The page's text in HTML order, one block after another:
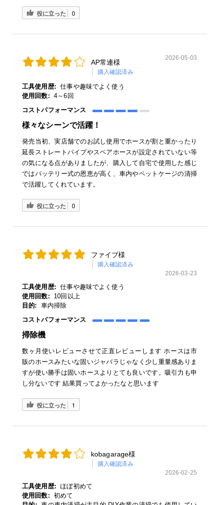
役に立った 0
AP常連様
購入確認済み
2026-05-03
工具使用歴: 仕事や趣味でよく使う
使用回数: 4～6回
コストパフォーマンス
様々なシーンで活躍！
発売当初、実店舗でのお試し使用でホースが割と重かったり
延長ストレートパイプやスペアホースが設定されていない等
の気になる点がありましたが、購入して自宅で使用した感じ
ではバッテリー式の恩恵が高く、車内やペットケージの清掃
で活躍してくれています。
役に立った 0
ファイブ様
購入確認済み
2026-03-23
工具使用歴: 仕事や趣味でよく使う
使用回数:
10回以上
目的:
車内掃除
コストパフォーマンス
掃除機
数ヶ月使いレビューさせて正直レビューします ホースは市
販のホースみたいな固いジャバラじゃなく少し重量感ありま
すが使い勝手は固いホースよりとても良いです。吸引力も申
し分ないです 結果買ってよかったなと思います
役に立った 1
kobagarage様
購入確認済み
2026-02-25
工具使用歴: ほぼ初めて
使用回数: 初めて